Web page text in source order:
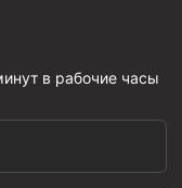
и манифольдов
в рабочие часы